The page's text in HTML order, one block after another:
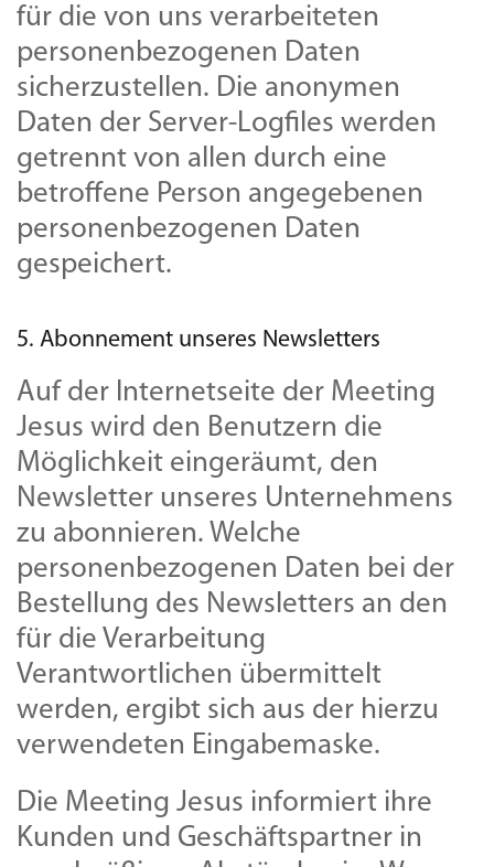
für die von uns verarbeiteten
personenbezogenen Daten
sicherzustellen. Die anonymen
Daten der Server-Logfiles werden
getrennt von allen durch eine
betroffene Person angegebenen
personenbezogenen Daten
gespeichert.
5. Abonnement unseres Newsletters
Auf der Internetseite der Meeting
Jesus wird den Benutzern die
Möglichkeit eingeräumt, den
Newsletter unseres Unternehmens
zu abonnieren. Welche
personenbezogenen Daten bei der
Bestellung des Newsletters an den
für die Verarbeitung
Verantwortlichen übermittelt
werden, ergibt sich aus der hierzu
verwendeten Eingabemaske.
Die Meeting Jesus informiert ihre
Kunden und Geschäftspartner in